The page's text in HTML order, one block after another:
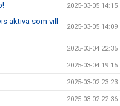
2025-03-05 14:15
aktiva som vill
2025-03-05 14:09
2025-03-04 22:35
2025-03-04 19:15
2025-03-02 23:23
2025-03-02 22:36